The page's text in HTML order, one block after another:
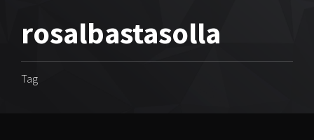
rosalbastasolla
Tag